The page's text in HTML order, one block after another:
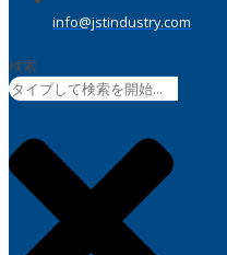
info@jstindustry.com
検索